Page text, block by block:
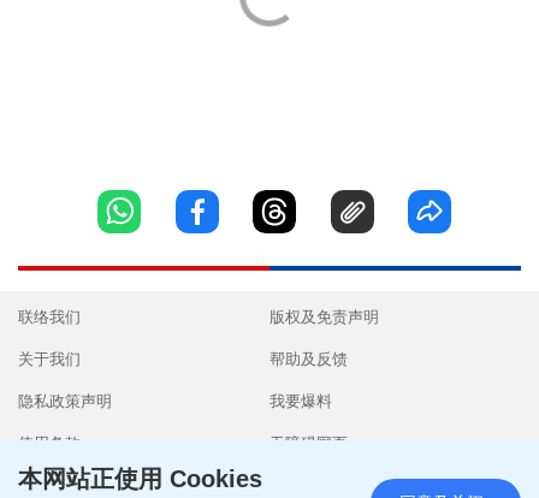
联络我们
关于我们
隐私政策声明
使用条款
版权及免责声明
帮助及反馈
我要爆料
无障碍网页
本网站正使用 Cookies